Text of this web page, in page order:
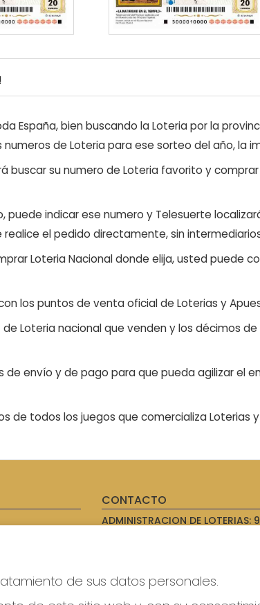
España, bien buscando la Loteria por la
de Loteria para ese sorteo del año, la
buscar su numero de Loteria favorito y
puede indicar ese numero y Telesuerte
el pedido directamente, sin
Loteria Nacional donde elija, usted puede
los puntos de venta oficial de Loterias y
Loteria nacional que venden y los décimos
envío y de pago para que pueda agilizar el
de todos los juegos que comercializa Loterias
CONTACTO
ADMINISTRACION DE LOTERIAS:
WhatsApp
614069067
info@laxanadorada.com
de sus datos personales.